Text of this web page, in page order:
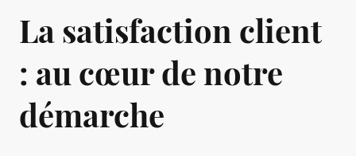
La satisfaction client
: au cœur de notre
démarche